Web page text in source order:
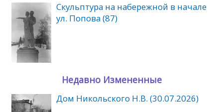
Скульптура на набережной в начале
ул. Попова (87)
Недавно Измененные
Дом Никольского Н.В. (30.07.2026)